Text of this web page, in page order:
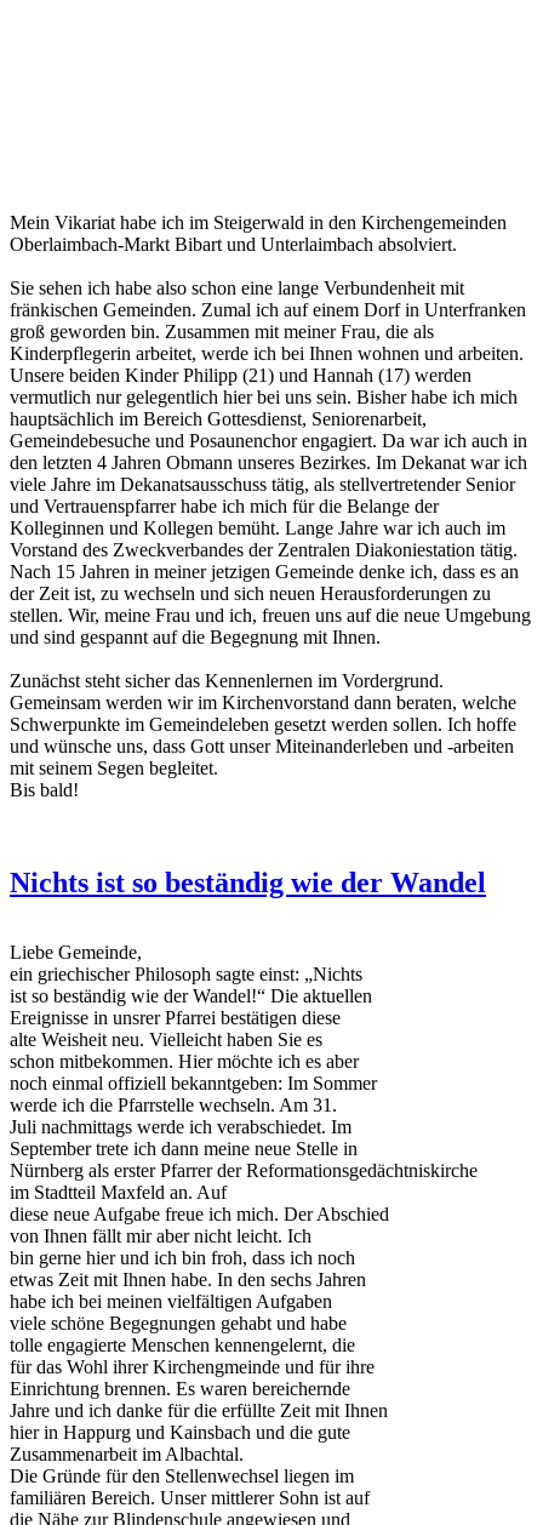
Mein Vikariat habe ich im Steigerwald in den Kirchengemeinden
Oberlaimbach-Markt Bibart und Unterlaimbach absolviert.
Sie sehen ich habe also schon eine lange Verbundenheit mit
fränkischen Gemeinden. Zumal ich auf einem Dorf in Unterfranken
groß geworden bin. Zusammen mit meiner Frau, die als
Kinderpflegerin arbeitet, werde ich bei Ihnen wohnen und arbeiten.
Unsere beiden Kinder Philipp (21) und Hannah (17) werden
vermutlich nur gelegentlich hier bei uns sein. Bisher habe ich mich
hauptsächlich im Bereich Gottesdienst, Seniorenarbeit,
Gemeindebesuche und Posaunenchor engagiert. Da war ich auch in
den letzten 4 Jahren Obmann unseres Bezirkes. Im Dekanat war ich
viele Jahre im Dekanatsausschuss tätig, als stellvertretender Senior
und Vertrauenspfarrer habe ich mich für die Belange der
Kolleginnen und Kollegen bemüht. Lange Jahre war ich auch im
Vorstand des Zweckverbandes der Zentralen Diakoniestation tätig.
Nach 15 Jahren in meiner jetzigen Gemeinde denke ich, dass es an
der Zeit ist, zu wechseln und sich neuen Herausforderungen zu
stellen. Wir, meine Frau und ich, freuen uns auf die neue Umgebung
und sind gespannt auf die Begegnung mit Ihnen.
Zunächst steht sicher das Kennenlernen im Vordergrund.
Gemeinsam werden wir im Kirchenvorstand dann beraten, welche
Schwerpunkte im Gemeindeleben gesetzt werden sollen. Ich hoffe
und wünsche uns, dass Gott unser Miteinanderleben und -arbeiten
mit seinem Segen begleitet.
Bis bald!
Nichts ist so beständig wie der Wandel
Liebe Gemeinde,
ein griechischer Philosoph sagte einst: „Nichts
ist so beständig wie der Wandel!“ Die aktuellen
Ereignisse in unsrer Pfarrei bestätigen diese
alte Weisheit neu. Vielleicht haben Sie es
schon mitbekommen. Hier möchte ich es aber
noch einmal offiziell bekanntgeben: Im Sommer
werde ich die Pfarrstelle wechseln. Am 31.
Juli nachmittags werde ich verabschiedet. Im
September trete ich dann meine neue Stelle in
Nürnberg als erster Pfarrer der Reformationsgedächtniskirche
im Stadtteil Maxfeld an. Auf
diese neue Aufgabe freue ich mich. Der Abschied
von Ihnen fällt mir aber nicht leicht. Ich
bin gerne hier und ich bin froh, dass ich noch
etwas Zeit mit Ihnen habe. In den sechs Jahren
habe ich bei meinen vielfältigen Aufgaben
viele schöne Begegnungen gehabt und habe
tolle engagierte Menschen kennengelernt, die
für das Wohl ihrer Kirchengmeinde und für ihre
Einrichtung brennen. Es waren bereichernde
Jahre und ich danke für die erfüllte Zeit mit Ihnen
hier in Happurg und Kainsbach und die gute
Zusammenarbeit im Albachtal.
Die Gründe für den Stellenwechsel liegen im
familiären Bereich. Unser mittlerer Sohn ist auf
die Nähe zur Blindenschule angewiesen und